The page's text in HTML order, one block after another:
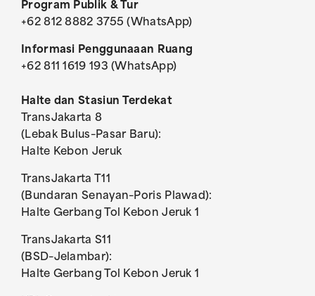
Program Publik & Tur
+62 812 8882 3755 (WhatsApp)
Informasi Penggunaaan Ruang
+62 811 1619 193 (WhatsApp)
Halte dan Stasiun Terdekat
TransJakarta 8
(Lebak Bulus–Pasar Baru):
Halte Kebon Jeruk
TransJakarta T11
(Bundaran Senayan–Poris Plawad):
Halte Gerbang Tol Kebon Jeruk 1
TransJakarta S11
(BSD–Jelambar):
Halte Gerbang Tol Kebon Jeruk 1